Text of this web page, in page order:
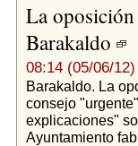
La
Barakaldo
08:14 (05/06/12)
Barakaldo. La
consejo
explicaciones"
Ayuntamiento